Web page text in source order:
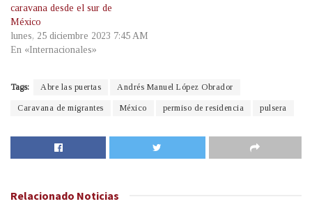
caravana desde el sur de
México
lunes, 25 diciembre 2023 7:45 AM
En «Internacionales»
Tags: Abre las puertas Andrés Manuel López Obrador
Caravana de migrantes México permiso de residencia pulsera
Relacionado Noticias